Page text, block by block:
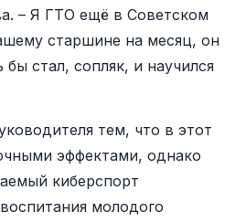
– Я ГТО ещё в Советском
старшине на месяц, он
стал, сопляк, и научился
тем, что в этот
эффектами, однако
киберспорт
молодого